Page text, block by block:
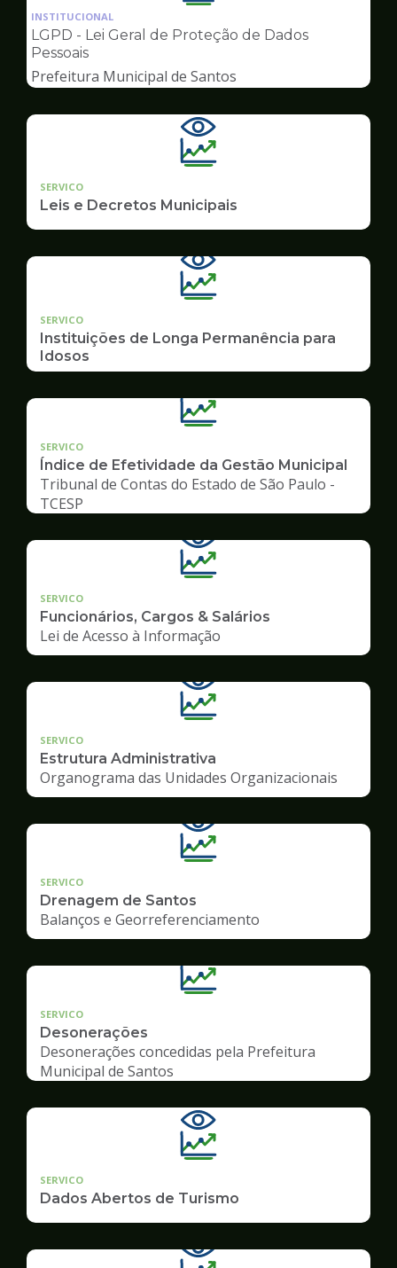
da
pagina
Transparência
INSTITUCIONAL
LGPD - Lei Geral de Proteção de Dados
Pessoais
Prefeitura Municipal de Santos
SERVICO
Leis e Decretos Municipais
SERVICO
Instituições de Longa Permanência para
Idosos
SERVICO
Índice de Efetividade da Gestão Municipal
Tribunal de Contas do Estado de São Paulo -
TCESP
SERVICO
Funcionários, Cargos & Salários
Lei de Acesso à Informação
SERVICO
Estrutura Administrativa
Organograma das Unidades Organizacionais
SERVICO
Drenagem de Santos
Balanços e Georreferenciamento
SERVICO
Desonerações
Desonerações concedidas pela Prefeitura
Municipal de Santos
SERVICO
Dados Abertos de Turismo